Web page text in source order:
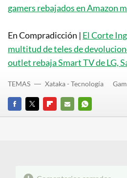
gamers rebajados en Amazon
En Compradicción | El Corte
multitud de teles de
outlet rebaja Smart TV de LG,
FACEBOOK
TWITTERFLIPBOARD
E-
WHATSAPP
TEMAS Xataka - Tecnología